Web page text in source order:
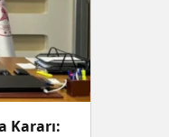
Kararı: